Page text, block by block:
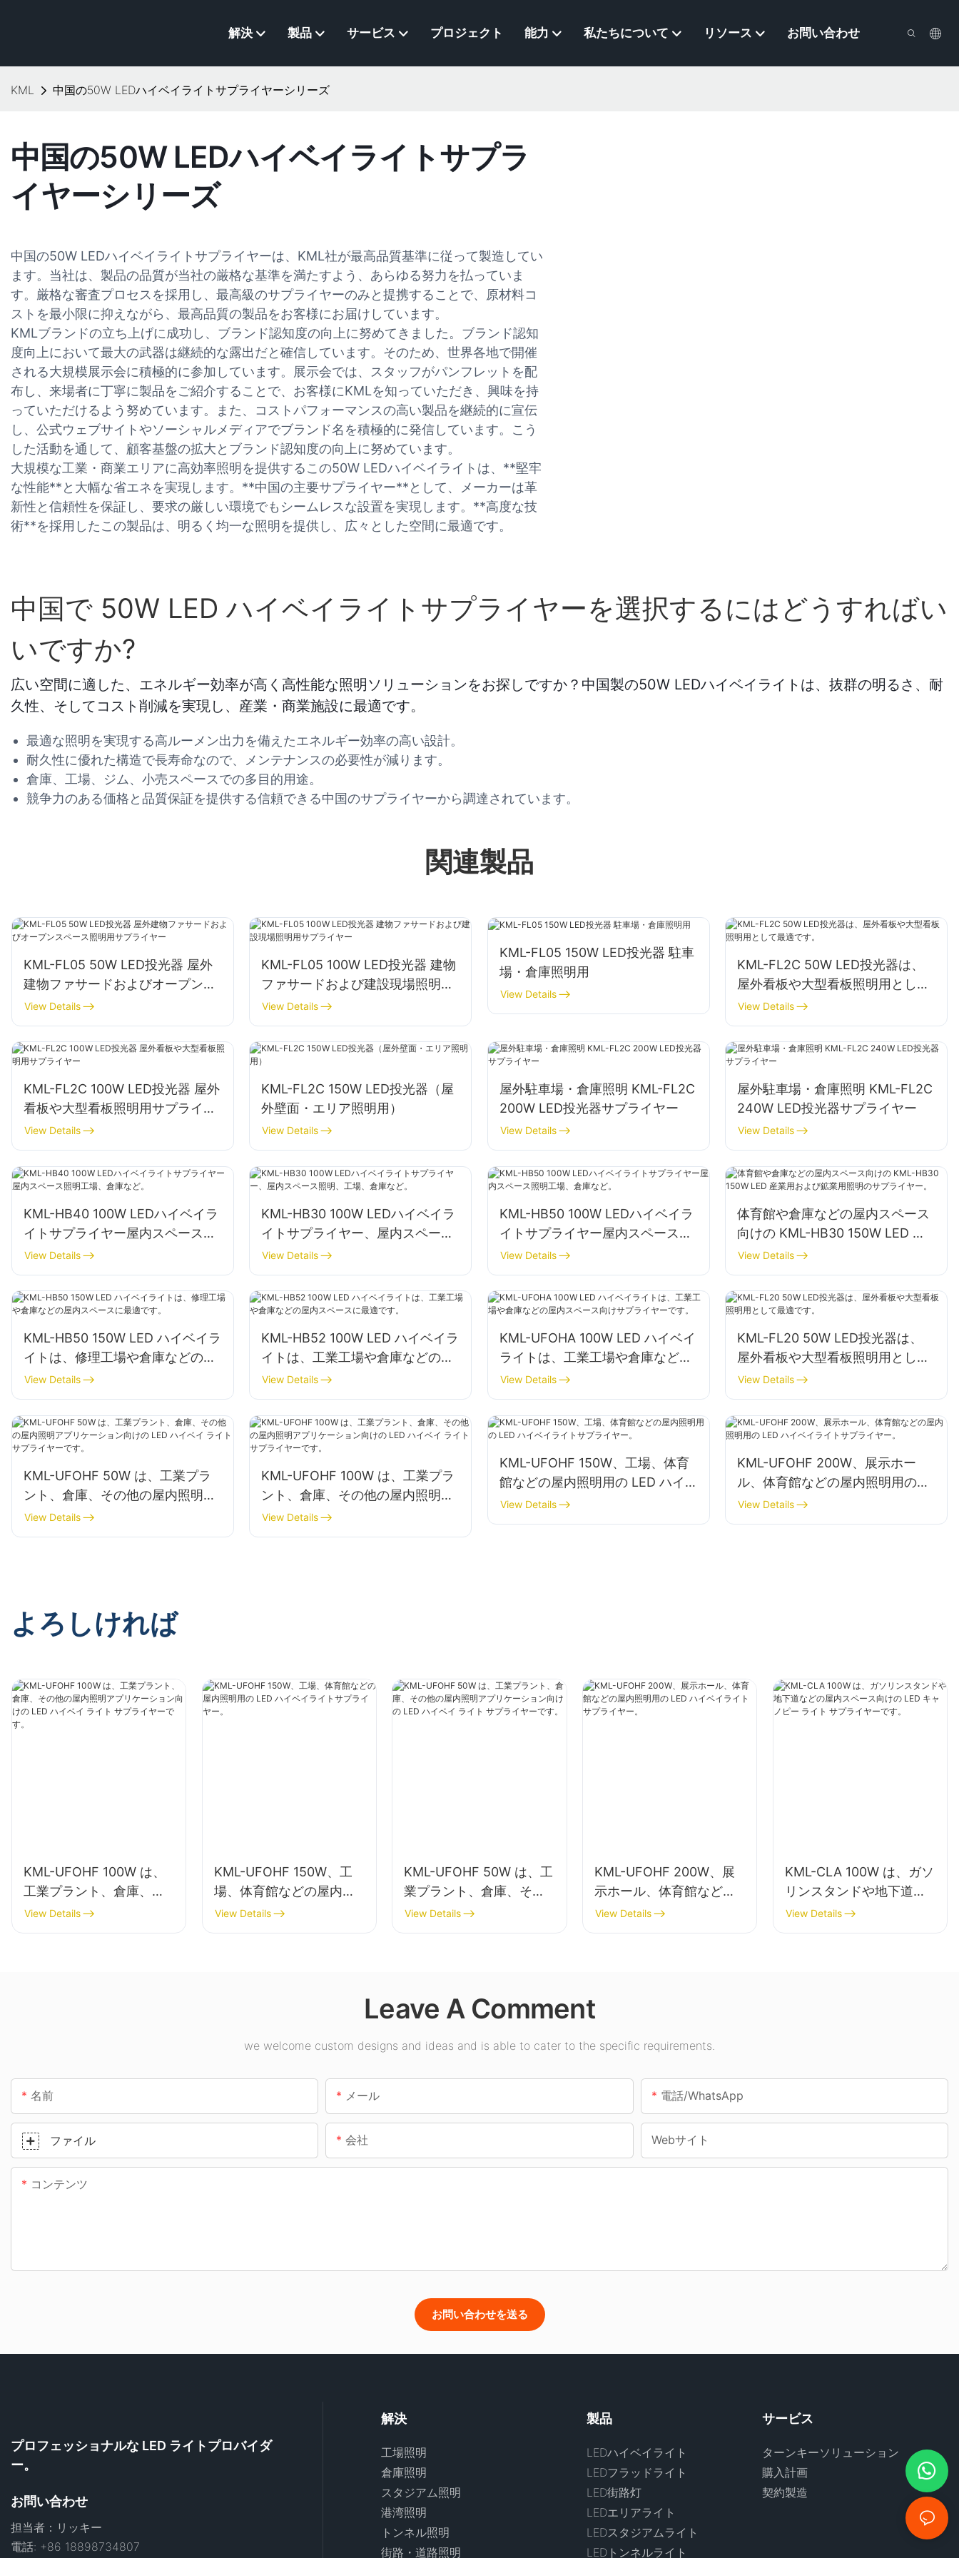
解決 製品 サービス プロジェクト 能力 私たちについて リソース お問い合わせ
KML 中国の50W LEDハイベイライトサプライヤーシリーズ
中国の50W LEDハイベイライトサプラ
イヤーシリーズ
中国の50W LEDハイベイライトサプライヤーは、KML社が最高品質基準に従って製造してい
ます。当社は、製品の品質が当社の厳格な基準を満たすよう、あらゆる努力を払っていま
す。厳格な審査プロセスを採用し、最高級のサプライヤーのみと提携することで、原材料コ
ストを最小限に抑えながら、最高品質の製品をお客様にお届けしています。
KMLブランドの立ち上げに成功し、ブランド認知度の向上に努めてきました。ブランド認知
度向上において最大の武器は継続的な露出だと確信しています。そのため、世界各地で開催
される大規模展示会に積極的に参加しています。展示会では、スタッフがパンフレットを配
布し、来場者に丁寧に製品をご紹介することで、お客様にKMLを知っていただき、興味を持
っていただけるよう努めています。また、コストパフォーマンスの高い製品を継続的に宣伝
し、公式ウェブサイトやソーシャルメディアでブランド名を積極的に発信しています。こう
した活動を通して、顧客基盤の拡大とブランド認知度の向上に努めています。
大規模な工業・商業エリアに高効率照明を提供するこの50W LEDハイベイライトは、**堅牢
な性能**と大幅な省エネを実現します。**中国の主要サプライヤー**として、メーカーは革
新性と信頼性を保証し、要求の厳しい環境でもシームレスな設置を実現します。**高度な技
術**を採用したこの製品は、明るく均一な照明を提供し、広々とした空間に最適です。
中国で 50W LED ハイベイライトサプライヤーを選択するにはどうすればい
いですか?
広い空間に適した、エネルギー効率が高く高性能な照明ソリューションをお探しですか？中国製の50W LEDハイベイライトは、抜群の明るさ、耐
久性、そしてコスト削減を実現し、産業・商業施設に最適です。
最適な照明を実現する高ルーメン出力を備えたエネルギー効率の高い設計。
耐久性に優れた構造で長寿命なので、メンテナンスの必要性が減ります。
倉庫、工場、ジム、小売スペースでの多目的用途。
競争力のある価格と品質保証を提供する信頼できる中国のサプライヤーから調達されています。
関連製品
KML-FL05 50W LED投光器 屋外
建物ファサードおよびオープンス
ペース照明用サプライヤー
View Details
KML-FL05 100W LED投光器 建物
ファサードおよび建設現場照明用
サプライヤー
View Details
KML-FL05 150W LED投光器 駐車
場・倉庫照明用
View Details
KML-FL2C 50W LED投光器は、
屋外看板や大型看板照明用として
最適です。
View Details
KML-FL2C 100W LED投光器 屋外
看板や大型看板照明用サプライヤ
ー
View Details
KML-FL2C 150W LED投光器（屋
外壁面・エリア照明用）
View Details
屋外駐車場・倉庫照明 KML-FL2C
200W LED投光器サプライヤー
View Details
屋外駐車場・倉庫照明 KML-FL2C
240W LED投光器サプライヤー
View Details
KML-HB40 100W LEDハイベイラ
イトサプライヤー屋内スペース照
明工場、倉庫など。
View Details
KML-HB30 100W LEDハイベイラ
イトサプライヤー、屋内スペース
照明、工場、倉庫など。
View Details
KML-HB50 100W LEDハイベイラ
イトサプライヤー屋内スペース照
明工場、倉庫など。
View Details
体育館や倉庫などの屋内スペース
向けの KML-HB30 150W LED 産
業用および鉱業用照明のサプライ
ヤー。
View Details
KML-HB50 150W LED ハイベイラ
イトは、修理工場や倉庫などの屋
内スペースに最適です。
View Details
KML-HB52 100W LED ハイベイラ
イトは、工業工場や倉庫などの屋
内スペースに最適です。
View Details
KML-UFOHA 100W LED ハイベイ
ライトは、工業工場や倉庫などの
屋内スペース向けサプライヤーで
す。
View Details
KML-FL20 50W LED投光器は、
屋外看板や大型看板照明用として
最適です。
View Details
KML-UFOHF 50W は、工業プラ
ント、倉庫、その他の屋内照明ア
プリケーション向けの LED ハイ
ベイ ライト サプライヤーです。
View Details
KML-UFOHF 100W は、工業プラ
ント、倉庫、その他の屋内照明ア
プリケーション向けの LED ハイ
ベイ ライト サプライヤーです。
View Details
KML-UFOHF 150W、工場、体育
館などの屋内照明用の LED ハイ
ベイライトサプライヤー。
View Details
KML-UFOHF 200W、展示ホー
ル、体育館などの屋内照明用の
LED ハイベイライトサプライヤ
ー。
View Details
よろしければ
KML-UFOHF 100W は、
工業プラント、倉庫、そ
の他の屋内照明アプリケ
ーション向けの LED ハイ
View Details
KML-UFOHF 150W、工
場、体育館などの屋内照
明用の LED ハイベイライ
トサプライヤー。
View Details
KML-UFOHF 50W は、工
業プラント、倉庫、その
他の屋内照明アプリケー
ション向けの LED ハイベ
View Details
KML-UFOHF 200W、展
示ホール、体育館などの
屋内照明用の LED ハイベ
イライトサプライヤー。
View Details
KML-CLA 100W は、ガソ
リンスタンドや地下道な
どの屋内スペース向けの
LED キャノピー ライト サ
View Details
Leave A Comment
we welcome custom designs and ideas and is able to cater to the specific requirements.
名前 メール 電話/WhatsApp
ファイル 会社 Webサイト
コンテンツ
お問い合わせを送る
プロフェッショナルな LED ライトプロバイダ
ー。
お問い合わせ
担当者：リッキー
電話: +86 18898734807
解決
工場照明
倉庫照明
スタジアム照明
港湾照明
トンネル照明
街路・道路照明
製品
LEDハイベイライト
LEDフラッドライト
LED街路灯
LEDエリアライト
LEDスタジアムライト
LEDトンネルライト
サービス
ターンキーソリューション
購入計画
契約製造